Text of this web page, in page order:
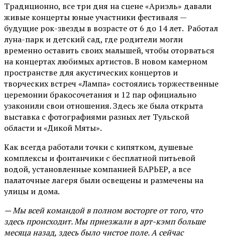
Традиционно, все три дня на сцене«Ариэль» давали
живые концерты юные участники фестиваля —
будущие рок-звезды в возрасте от 6 до 14 лет. Работал
луна-парк и детский сад, где родители могли
временно оставить своих малышей, чтобы оторваться
на концертах любимых артистов. В новом камерном
пространстве для акустических концертов и
творческих встреч «Лампа» состоялись торжественные
церемонии бракосочетания и 12 пар официально
узаконили свои отношения. Здесь же была открыта
выставка с фотографиями разных лет Тульской
области и «Дикой Мяты».
Как всегда работали точки с кипятком, душевые
комплексы и фонтанчики с бесплатной питьевой
водой, установленные компанией БАРЬЕР, а все
палаточные лагеря были освещены и размечены на
улицы и дома.
— Мы всей командой в полном восторге от того, что
здесь происходит. Мы приезжали в арт-кэмп больше
месяца назад, здесь было чистое поле. А сейчас